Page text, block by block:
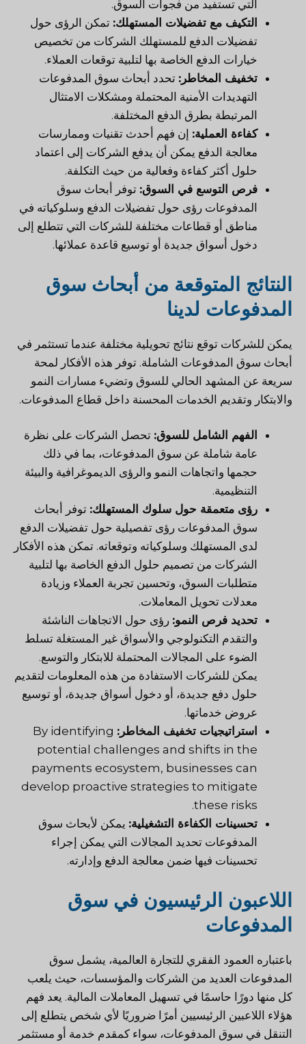
التي تستفيد من فجوات السوق.
التكيف مع تفضيلات المستهلك: تمكن الرؤى حول
تفضيلات الدفع للمستهلك الشركات من تخصيص
خيارات الدفع الخاصة بها لتلبية توقعات العملاء.
تخفيف المخاطر: تحدد أبحاث سوق المدفوعات
التهديدات الأمنية المحتملة ومشكلات الامتثال
المرتبطة بطرق الدفع المختلفة.
كفاءة العملية: إن فهم أحدث تقنيات وممارسات
معالجة الدفع يمكن أن يدفع الشركات إلى اعتماد
حلول أكثر كفاءة وفعالية من حيث التكلفة.
فرص التوسع في السوق: توفر أبحاث سوق
المدفوعات رؤى حول تفضيلات الدفع وسلوكياته في
مناطق أو قطاعات مختلفة للشركات التي تتطلع إلى
دخول أسواق جديدة أو توسيع قاعدة عملائها.
النتائج المتوقعة من أبحاث سوق
المدفوعات لدينا
يمكن للشركات توقع نتائج تحويلية مختلفة عندما تستثمر في
أبحاث سوق المدفوعات الشاملة. توفر هذه الأفكار لمحة
سريعة عن المشهد الحالي للسوق وتضيء مسارات النمو
والابتكار وتقديم الخدمات المحسنة داخل قطاع المدفوعات.
الفهم الشامل للسوق: تحصل الشركات على نظرة
عامة شاملة عن سوق المدفوعات، بما في ذلك
حجمها واتجاهات النمو والرؤى الديموغرافية والبيئة
التنظيمية.
رؤى متعمقة حول سلوك المستهلك: توفر أبحاث
سوق المدفوعات رؤى تفصيلية حول تفضيلات الدفع
لدى المستهلك وسلوكياته وتوقعاته. تمكن هذه الأفكار
الشركات من تصميم حلول الدفع الخاصة بها لتلبية
متطلبات السوق، وتحسين تجربة العملاء وزيادة
معدلات تحويل المعاملات.
تحديد فرص النمو: رؤى حول الاتجاهات الناشئة
والتقدم التكنولوجي والأسواق غير المستغلة تسلط
الضوء على المجالات المحتملة للابتكار والتوسع.
يمكن للشركات الاستفادة من هذه المعلومات لتقديم
حلول دفع جديدة، أو دخول أسواق جديدة، أو توسيع
عروض خدماتها.
استراتيجيات تخفيف المخاطر: By identifying
potential challenges and shifts in the
payments ecosystem, businesses can
develop proactive strategies to mitigate
these risks.
تحسينات الكفاءة التشغيلية: يمكن لأبحاث سوق
المدفوعات تحديد المجالات التي يمكن إجراء
تحسينات فيها ضمن معالجة الدفع وإدارته.
اللاعبون الرئيسيون في سوق
المدفوعات
باعتباره العمود الفقري للتجارة العالمية، يشمل سوق
المدفوعات العديد من الشركات والمؤسسات، حيث يلعب
كل منها دورًا حاسمًا في تسهيل المعاملات المالية. يعد فهم
هؤلاء اللاعبين الرئيسيين أمرًا ضروريًا لأي شخص يتطلع إلى
التنقل في سوق المدفوعات، سواء كمقدم خدمة أو مستثمر